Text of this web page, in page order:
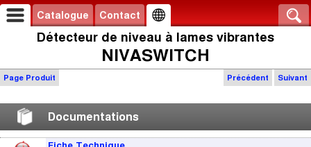
Catalogue Contact
Détecteur de niveau à lames vibrantes
NIVASWITCH
Précédent Suivant
Page Produit
Documentations